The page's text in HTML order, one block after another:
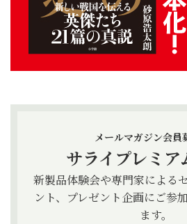
メールマガジン会員
サライプレミア
新製品体験会や専門家による
ント、プレゼント企画にご参
ます。